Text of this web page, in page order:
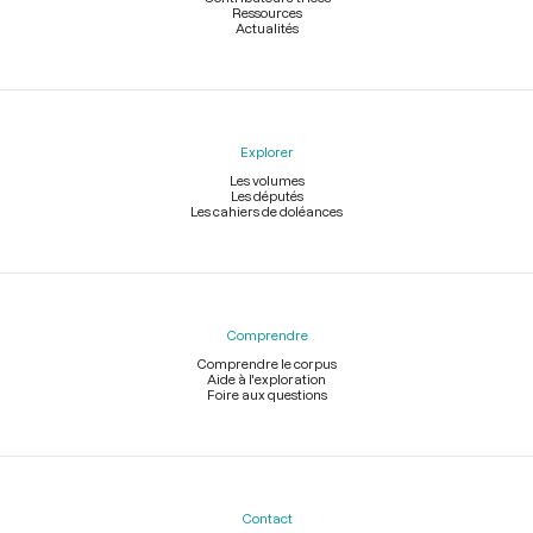
Ressources
Actualités
Explorer
Les volumes
Les députés
Les cahiers de doléances
Comprendre
Comprendre le corpus
Aide à l'exploration
Foire aux questions
Contact